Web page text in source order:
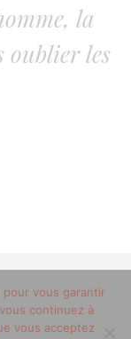
la
oublier les
blog lifestyle
vous garantir
continuez à
vous acceptez